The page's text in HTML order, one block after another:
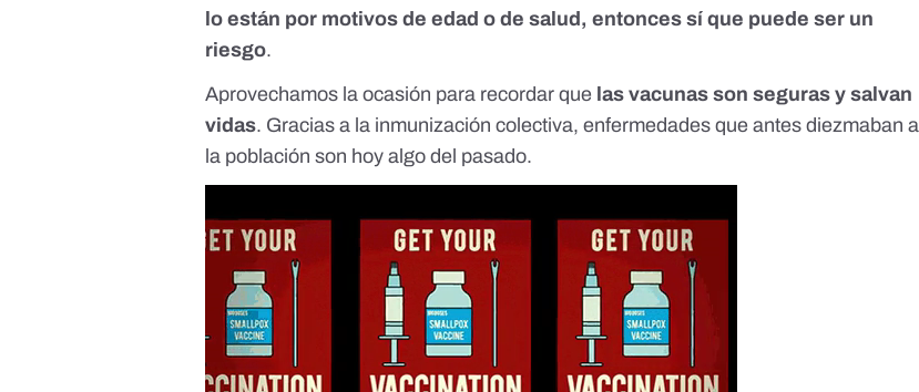
lo están por motivos de edad o de salud, entonces sí que puede ser un
riesgo.
Aprovechamos la ocasión para recordar que las vacunas son seguras y salvan
vidas. Gracias a la inmunización colectiva, enfermedades que antes diezmaban a
la población son hoy algo del pasado.